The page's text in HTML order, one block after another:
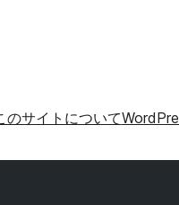
のサイトについて